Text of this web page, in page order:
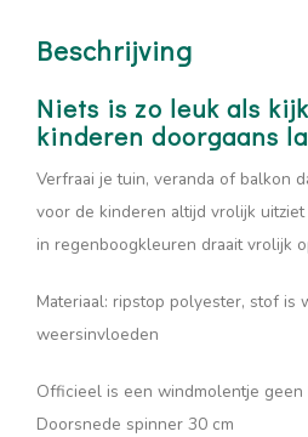
Beschrijving
Niets is zo leuk als
kinderen doorgaans
Verfraai je tuin, veranda of balkon
voor de kinderen altijd vrolijk
in regenboogkleuren draait vrolijk
Materiaal: ripstop polyester, stof is
weersinvloeden
Officieel is een windmolentje
Doorsnede spinner 30 cm